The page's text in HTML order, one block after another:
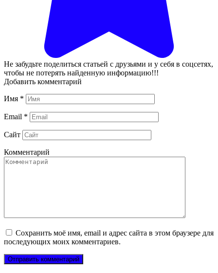
Не забудьте поделиться статьей с друзьями и у себя в соцсетях,
чтобы не потерять найденную информацию!!!
Добавить комментарий
Имя *
Email *
Сайт
Комментарий
Сохранить моё имя, email и адрес сайта в этом браузере для
последующих моих комментариев.